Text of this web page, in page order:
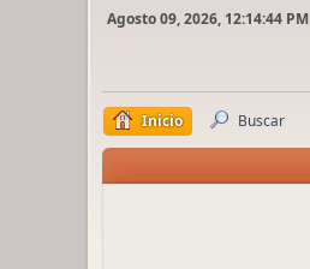
Agosto 09, 2026, 12:14:44 PM
Inicio Buscar